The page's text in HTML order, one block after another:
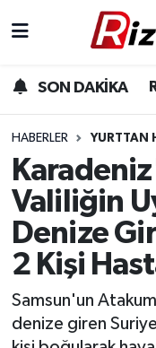
SON DAKİKA
HABERLER YURTTAN
Valiliğin
Denize
2 Kişi
Samsun'un
denize giren
Gündem
Yurttan
Ekonomi
Teknoloji
Sağlık
Rize Hava
Rize Trafik
Süper Lig
Tüm Manşetler
Son Dakika
Haber Arşivi